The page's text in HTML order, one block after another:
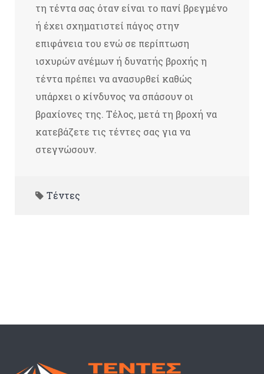
τη τέντα σας όταν είναι το πανί βρεγμένο
ή έχει σχηματιστεί πάγος στην
επιφάνεια του ενώ σε περίπτωση
ισχυρών ανέμων ή δυνατής βροχής η
τέντα πρέπει να ανασυρθεί καθώς
υπάρχει ο κίνδυνος να σπάσουν οι
βραχίονες της. Τέλος, μετά τη βροχή να
κατεβάζετε τις τέντες σας για να
στεγνώσουν.
Τέντες